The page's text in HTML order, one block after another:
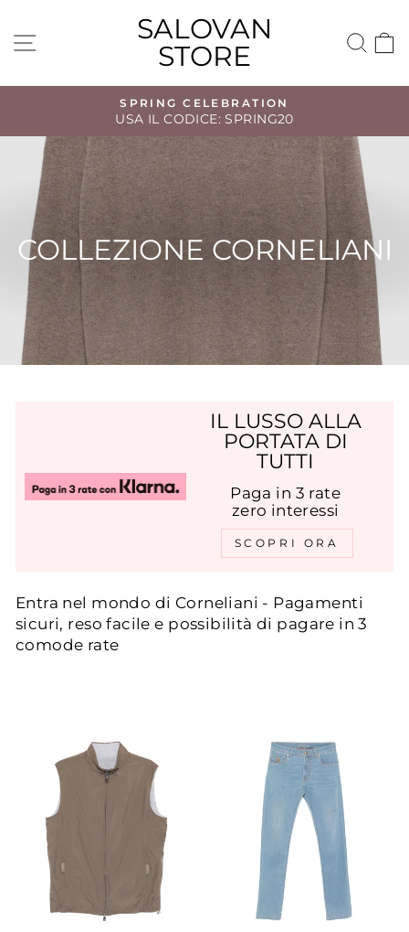
direttamente
NAVIGAZIONE DEL SITO
SALOVAN
STORE
Metti
in
pausa
presentazione
SPRING CELEBRATION
USA IL CODICE: SPRING20
COLLEZIONE CORNELIANI
IL LUSSO ALLA
PORTATA DI
TUTTI
Paga in 3 rate
zero interessi
SCOPRI ORA
Entra nel mondo di Corneliani - Pagamenti
sicuri, reso facile e possibilità di pagare in 3
comode rate